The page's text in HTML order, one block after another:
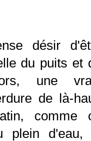
désir
du puits et
une
de là-
comme
plein d'eau,